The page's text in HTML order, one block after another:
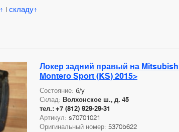
| складу
Локер задний правый на
Montero Sport (KS) 2015>
Состояние: б/у
Склад: Волхонское ш., д. 45
тел.: +7 (812) 929-29-31
Артикул: s70701021
Оригинальный номер: 5370b622